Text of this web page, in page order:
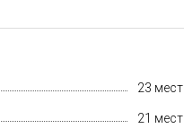
23 мест
21 мест